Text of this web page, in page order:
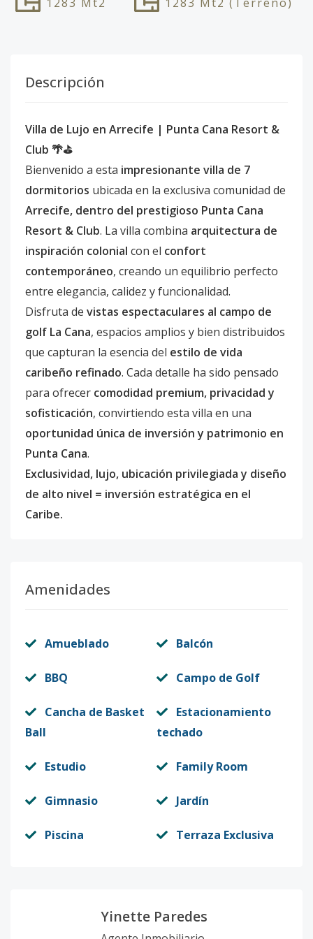
Descripción
Villa de Lujo en Arrecife | Punta Cana Resort &
Club 🌴⛳
Bienvenido a esta impresionante villa de 7
dormitorios ubicada en la exclusiva comunidad de
Arrecife, dentro del prestigioso Punta Cana
Resort & Club. La villa combina arquitectura de
inspiración colonial con el confort
contemporáneo, creando un equilibrio perfecto
entre elegancia, calidez y funcionalidad.
Disfruta de vistas espectaculares al campo de
golf La Cana, espacios amplios y bien distribuidos
que capturan la esencia del estilo de vida
caribeño refinado. Cada detalle ha sido pensado
para ofrecer comodidad premium, privacidad y
sofisticación, convirtiendo esta villa en una
oportunidad única de inversión y patrimonio en
Punta Cana.
Exclusividad, lujo, ubicación privilegiada y diseño
de alto nivel = inversión estratégica en el
Caribe.
Amenidades
Amueblado Balcón
BBQ Campo de Golf
Cancha de Basket
Ball
Estacionamiento
techado
Estudio Family Room
Gimnasio Jardín
Piscina Terraza Exclusiva
Yinette Paredes